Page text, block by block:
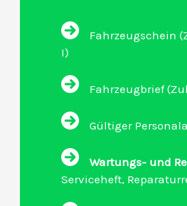
Fahrzeugschein
I)
Fahrzeugbrief
Gültiger
Wartungs- und
Serviceheft,